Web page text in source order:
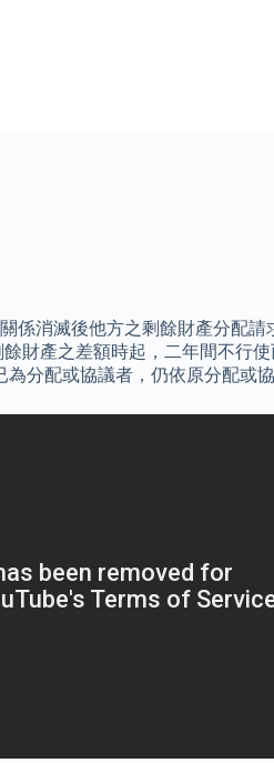
消滅後他方之剩餘財產分配
財產之差額時起，二年間不行
分配或協議者，仍依原分配或